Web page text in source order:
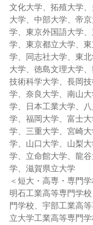
文化大学、拓殖大学
大学、中部大学、帝
学、東京外国語大学
学、東京都立大学、
学、同志社大学、東
大学、徳島文理大学
技術科学大学、長岡
学、奈良大学、南山
学、日本工業大学、
学、福岡大学、富士
学、三重大学、宮崎
学、山口大学、山梨
学、立命館大学、龍
学、滋賀県立大学
＜短大・高専・専門学
明石工業高等専門学
門学校、宇部工業高
立大学工業高等専門